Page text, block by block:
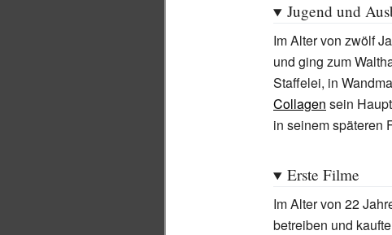
Jugend und
Im Alter von zwölf
und ging zum
Staffelei, in
Collagen sein
in seinem späteren
Erste Filme
Im Alter von 22
betreiben und